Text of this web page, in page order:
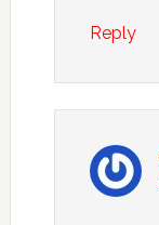
Reply